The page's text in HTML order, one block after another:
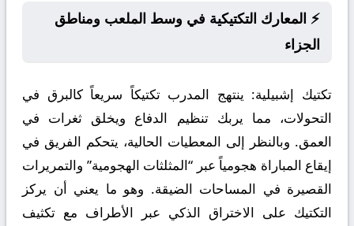
⚡ المعارك التكتيكية في وسط الملعب ومناطق
الجزاء
تكتيك إشبيلية: ينتهج المدرب تكتيكاً سريعاً كالبرق في
التحولات، مما يربك تنظيم الدفاع ويخلق ثغرات في
العمق. وبالنظر إلى المعطيات الحالية، يتحكم الفريق في
إيقاع المباراة هجومياً عبر “المثلثات الهجومية” والتمريرات
القصيرة في المساحات الضيقة. وهو ما يعني أن يركز
التكتيك على الاختراق الذكي عبر الأطراف مع تكثيف